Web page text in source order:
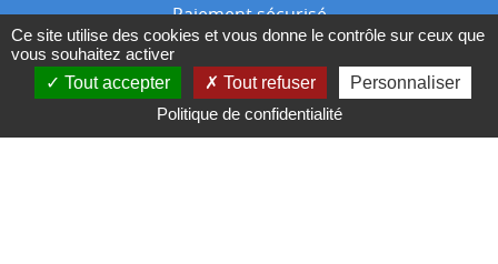
Paiement sécurisé
Nos magasins
Ce site utilise des cookies et vous donne le contrôle sur ceux que
vous souhaitez activer
Tout accepter
Tout refuser
Personnaliser
Politique de confidentialité